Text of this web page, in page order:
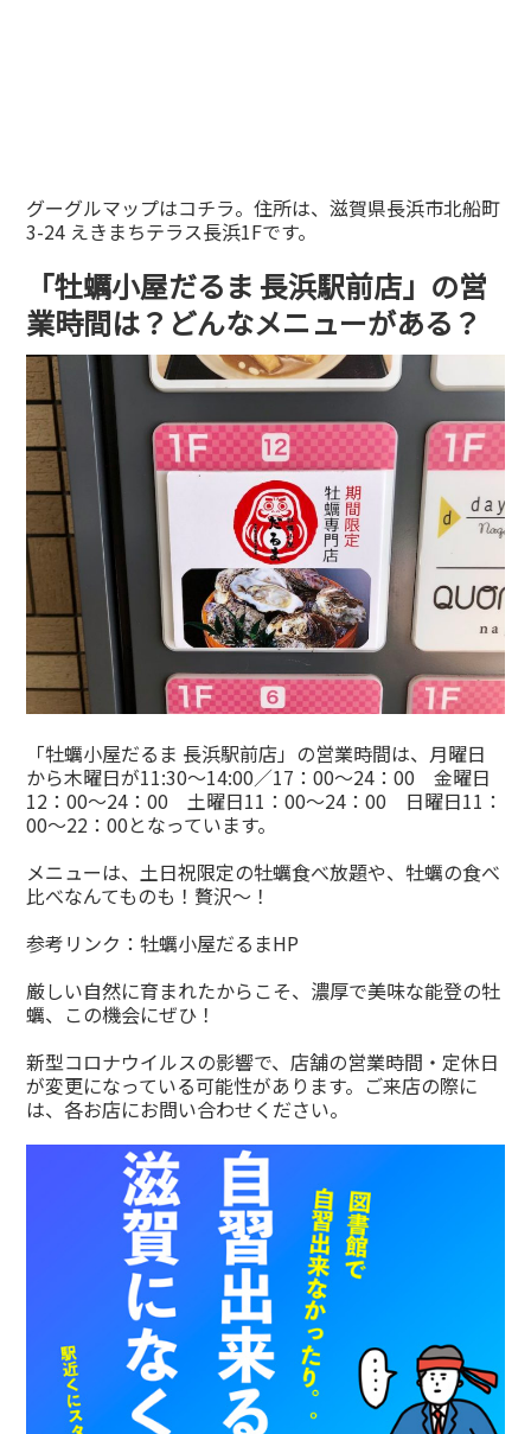
グーグルマップはコチラ。住所は、滋賀県長浜市北船町
3-24 えきまちテラス長浜1Fです。
「牡蠣小屋だるま 長浜駅前店」の営
業時間は？どんなメニューがある？
「牡蠣小屋だるま 長浜駅前店」の営業時間は、月曜日
から木曜日が11:30～14:00／17：00～24：00 金曜日
12：00～24：00 土曜日11：00～24：00 日曜日11：
00～22：00となっています。
メニューは、土日祝限定の牡蠣食べ放題や、牡蠣の食べ
比べなんてものも！贅沢～！
参考リンク：牡蠣小屋だるまHP
厳しい自然に育まれたからこそ、濃厚で美味な能登の牡
蠣、この機会にぜひ！
新型コロナウイルスの影響で、店舗の営業時間・定休日
が変更になっている可能性があります。ご来店の際に
は、各お店にお問い合わせください。